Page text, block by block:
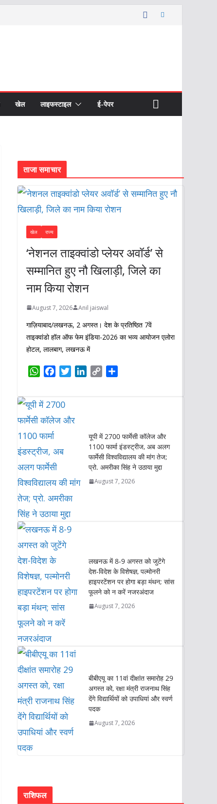
खेल लाइफस्टाइल ई-पेपर
ताजा समाचार
खेल राज्य
‘नेशनल ताइक्वांडो प्लेयर अवॉर्ड’ से
सम्मानित हुए नौ खिलाड़ी, जिले का
नाम किया रोशन
August 7, 2026 Anil jaiswal
गाज़ियाबाद/लखनऊ, 2 अगस्त। देश के प्रतिष्ठित 7वें
ताइक्वांडो हॉल ऑफ फेम इंडिया-2026 का भव्य आयोजन एलोरा
होटल, लालबाग, लखनऊ में
W
t
s
p
p
e
b
k
t
n
n
k
यूपी में 2700 फार्मेसी कॉलेज और
1100 फार्मा इंडस्ट्रीज, अब अलग
फार्मेसी विश्वविद्यालय की मांग तेज;
प्रो. अमरीका सिंह ने उठाया मुद्दा
August 7, 2026
लखनऊ में 8-9 अगस्त को जुटेंगे
देश-विदेश के विशेषज्ञ, पल्मोनरी
हाइपरटेंशन पर होगा बड़ा मंथन; सांस
फूलने को न करें नजरअंदाज
August 7, 2026
बीबीएयू का 11वां दीक्षांत समारोह 29
अगस्त को, रक्षा मंत्री राजनाथ सिंह
देंगे विद्यार्थियों को उपाधियां और स्वर्ण
पदक
August 7, 2026
राशिफल